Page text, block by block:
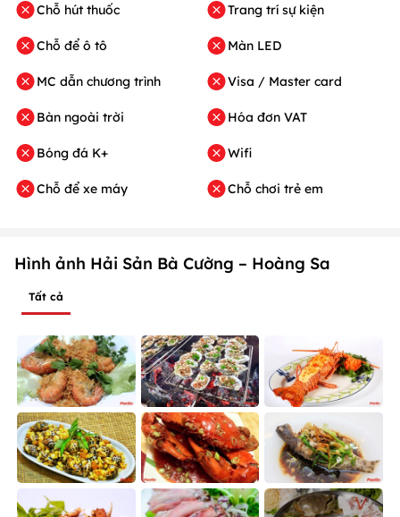
Chỗ hút thuốc
Chỗ để ô tô
MC dẫn chương trình
Bàn ngoài trời
Bóng đá K+
Chỗ để xe máy
Trang trí sự kiện
Màn LED
Visa / Master card
Hóa đơn VAT
Wifi
Chỗ chơi trẻ em
Hình ảnh Hải Sản Bà Cường – Hoàng Sa
Tất cả